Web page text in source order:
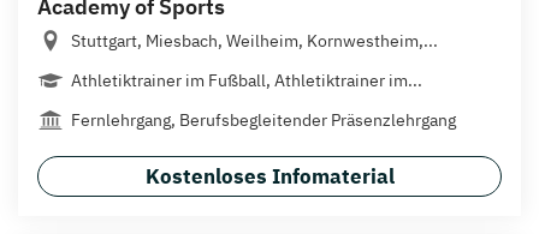
Academy of Sports
Stuttgart, Miesbach, Weilheim, Kornwestheim,...
Athletiktrainer im Fußball, Athletiktrainer im...
Fernlehrgang, Berufsbegleitender Präsenzlehrgang
Kostenloses Infomaterial